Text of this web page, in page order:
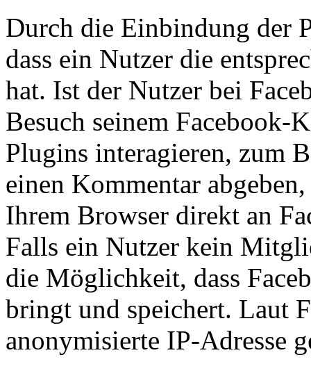
Durch die Einbindung der
dass ein Nutzer die
hat. Ist der Nutzer bei
Besuch seinem Facebook-
Plugins interagieren, zum
einen Kommentar
Ihrem Browser direkt an
Falls ein Nutzer kein
die Möglichkeit, dass
bringt und speichert. Laut
anonymisierte IP-Adresse